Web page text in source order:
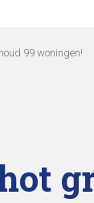
99 woningen!